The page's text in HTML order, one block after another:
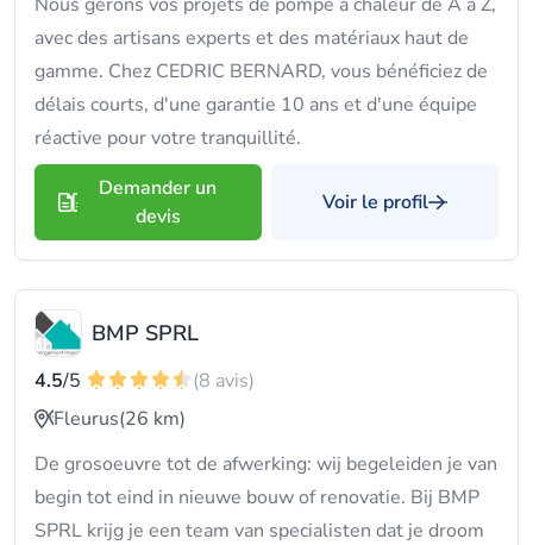
avec des artisans experts et des matériaux haut de
gamme. Chez CEDRIC BERNARD, vous bénéficiez de
délais courts, d'une garantie 10 ans et d'une équipe
réactive pour votre tranquillité.
Demander un
devis
Voir le profil
BMP SPRL
4.5/5
(8 avis)
Fleurus(26 km)
De grosoeuvre tot de afwerking: wij begeleiden je van
begin tot eind in nieuwe bouw of renovatie. Bij BMP
SPRL krijg je een team van specialisten dat je droom